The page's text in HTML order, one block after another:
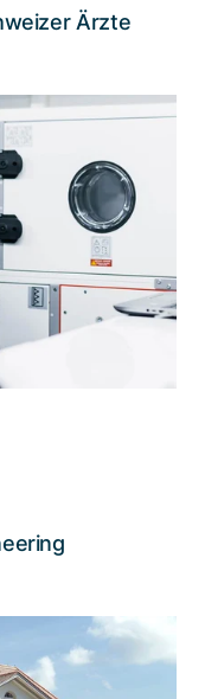
Sie die Story
Ärzte
für Viscom
Engineering
auf das neue
Viscom eine
Sie die Story
Wyss